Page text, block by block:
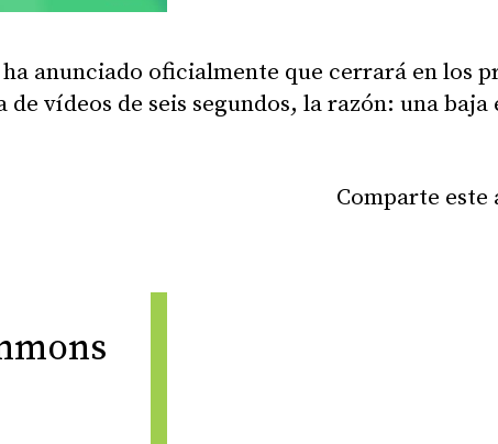
anunciado oficialmente que cerrará en los
vídeos de seis segundos, la razón: una baja